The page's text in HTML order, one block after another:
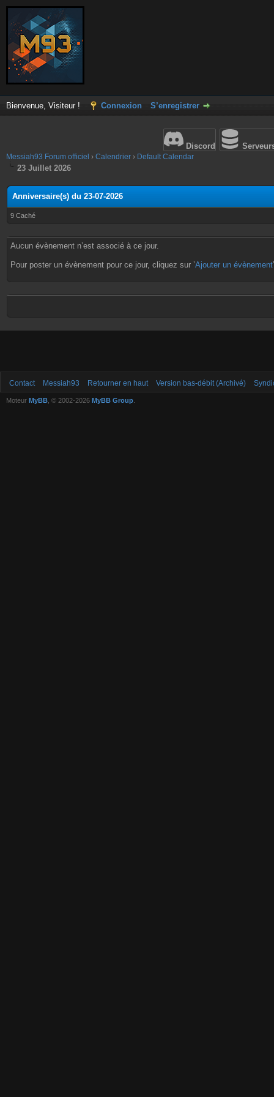
Bienvenue, Visiteur ! Connexion S’enregistrer
Discord
Messiah93 Forum officiel › Calendrier › Default Calendar
23 Juillet 2026
Anniversaire(s) du 23-07-2026
9 Caché
Aucun évènement n’est associé à ce jour.
Pour poster un évènement pour ce jour, cliquez sur ’Ajouter un évènement
Contact Messiah93 Retourner en haut Version bas-débit (Archivé)
Moteur MyBB , © 2002-2026 MyBB Group